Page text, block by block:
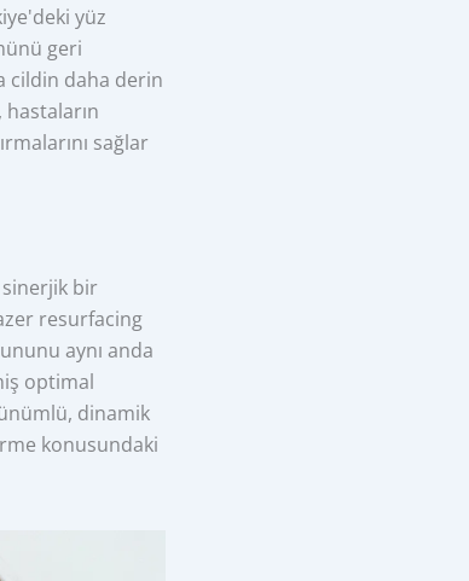
yüz
geri
cildin daha derin
hastaların
sağlar
sinerjik bir
resurfacing
aynı anda
optimal
dinamik
konusundaki